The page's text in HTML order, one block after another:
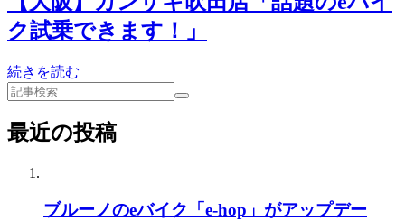
ク試乗できます！」
続きを読む
最近の投稿
ブルーノのeバイク「e-hop」がアップデー